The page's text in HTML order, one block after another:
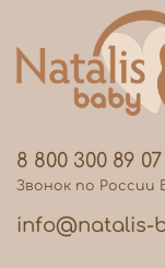
8 800 300 89 07
Звонок по
info@natalis-